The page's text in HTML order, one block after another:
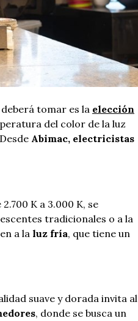
tomar es la elección
del color de la luz
Abimac, electricistas
K a 3.000 K, se
tradicionales o a la
a la luz fría, que tiene un
suave y dorada invita al
, donde se busca un